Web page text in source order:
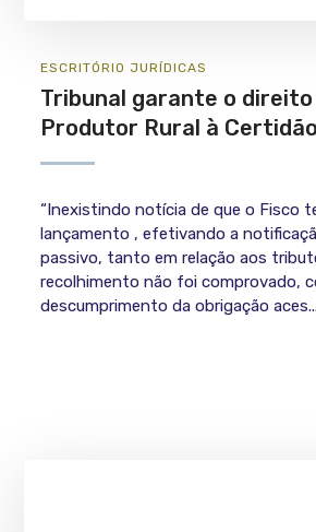
ESCRITÓRIO JURÍ­DICAS
Tribunal garante o direito
Produtor Rural à
“Inexistindo notícia de que o Fisco
lançamento , efetivando a
passivo, tanto em relação aos
recolhimento não foi comprovado,
descumprimento da obrigação